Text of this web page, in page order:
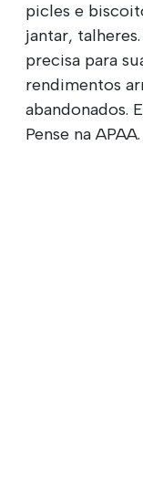
picles e
jantar,
precisa para
rendimentos
abandonados.
Pense na APAA.